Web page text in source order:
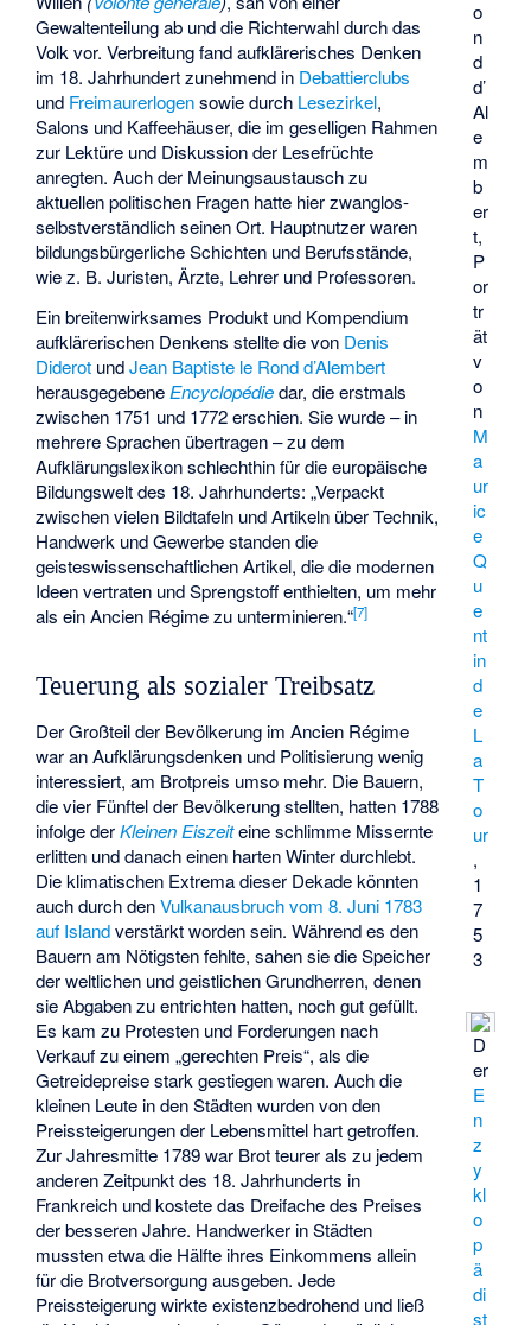
o
n
d
d’
Al
e
m
b
er
t,
P
or
tr
ät
v
o
n
M
a
ur
ic
e
Q
u
e
nt
in
d
e
L
a
T
o
ur
,
1
7
5
3
D
er
E
n
z
y
kl
o
p
ä
di
st
Gewaltenteilung ab und die Richterwahl durch das
Volk vor. Verbreitung fand aufklärerisches Denken
im 18. Jahrhundert zunehmend in Debattierclubs
und Freimaurerlogensowie durch Lesezirkel,
Salons und Kaffeehäuser, die im geselligen Rahmen
zur Lektüre und Diskussion der Lesefrüchte
anregten. Auch der Meinungsaustausch zu
aktuellen politischen Fragen hatte hier zwanglos-
selbstverständlich seinen Ort. Hauptnutzer waren
bildungsbürgerliche Schichten und Berufsstände,
wie z. B. Juristen, Ärzte, Lehrer und Professoren.
Ein breitenwirksames Produkt und Kompendium
aufklärerischen Denkens stellte die von Denis
Diderot undJean Baptiste le Rond d’Alembert
herausgegebeneEncyclopédiedar, die erstmals
zwischen 1751 und 1772 erschien. Sie wurde – in
mehrere Sprachen übertragen – zu dem
Aufklärungslexikon schlechthin für die europäische
Bildungswelt des 18. Jahrhunderts: „Verpackt
zwischen vielen Bildtafeln und Artikeln über Technik,
Handwerk und Gewerbe standen die
geisteswissenschaftlichen Artikel, die die modernen
Ideen vertraten und Sprengstoff enthielten, um mehr
als ein Ancien Régime zu unterminieren.“[7]
Teuerung als sozialer Treibsatz
Der Großteil der Bevölkerung im Ancien Régime
war an Aufklärungsdenken und Politisierung wenig
interessiert, am Brotpreis umso mehr. Die Bauern,
die vier Fünftel der Bevölkerung stellten, hatten 1788
infolge derKleinen Eiszeiteine schlimme Missernte
erlitten und danach einen harten Winter durchlebt.
Die klimatischen Extrema dieser Dekade könnten
auch durch denVulkanausbruch vom 8. Juni 1783
auf Islandverstärkt worden sein. Während es den
Bauern am Nötigsten fehlte, sahen sie die Speicher
der weltlichen und geistlichen Grundherren, denen
sie Abgaben zu entrichten hatten, noch gut gefüllt.
Es kam zu Protesten und Forderungen nach
Verkauf zu einem „gerechten Preis“, als die
Getreidepreise stark gestiegen waren. Auch die
kleinen Leute in den Städten wurden von den
Preissteigerungen der Lebensmittel hart getroffen.
Zur Jahresmitte 1789 war Brot teurer als zu jedem
anderen Zeitpunkt des 18. Jahrhunderts in
Frankreich und kostete das Dreifache des Preises
der besseren Jahre. Handwerker in Städten
mussten etwa die Hälfte ihres Einkommens allein
für die Brotversorgung ausgeben. Jede
Preissteigerung wirkte existenzbedrohend und ließ